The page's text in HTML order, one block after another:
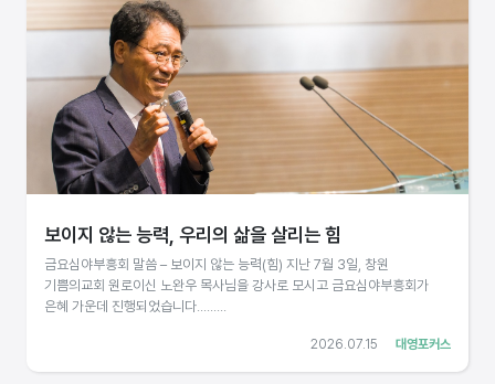
대영포커스
2026.07.15
보이지 않는 능력, 우리의 삶을 살리는 힘
금요심야부흥회 말씀 – 보이지 않는 능력(힘) 지난 7월 3일, 창원
기쁨의교회 원로이신 노완우 목사님을 강사로 모시고 금요심야부흥회가
은혜 가운데 진행되었습니다.........